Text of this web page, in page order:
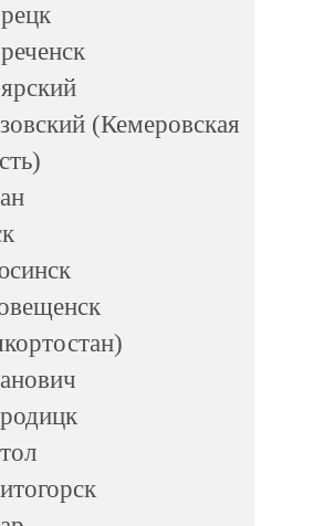
(Кемеровская